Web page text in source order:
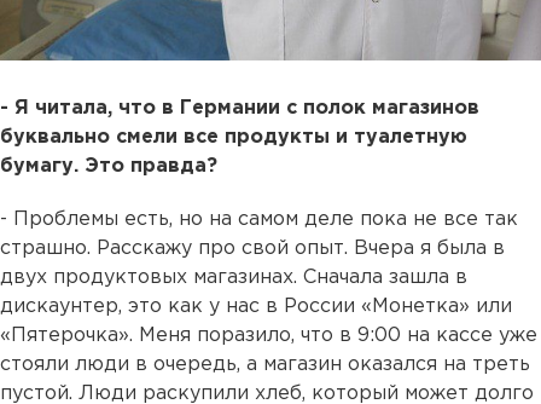
- Я читала, что в Германии с полок магазинов
буквально смели все продукты и туалетную
бумагу. Это правда?
- Проблемы есть, но на самом деле пока не все так
страшно. Расскажу про свой опыт. Вчера я была в
двух продуктовых магазинах. Сначала зашла в
дискаунтер, это как у нас в России «Монетка» или
«Пятерочка». Меня поразило, что в 9:00 на кассе уже
стояли люди в очередь, а магазин оказался на треть
пустой. Люди раскупили хлеб, который может долго